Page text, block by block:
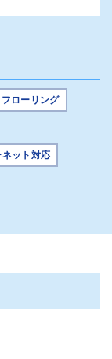
フローリング
ネット対応